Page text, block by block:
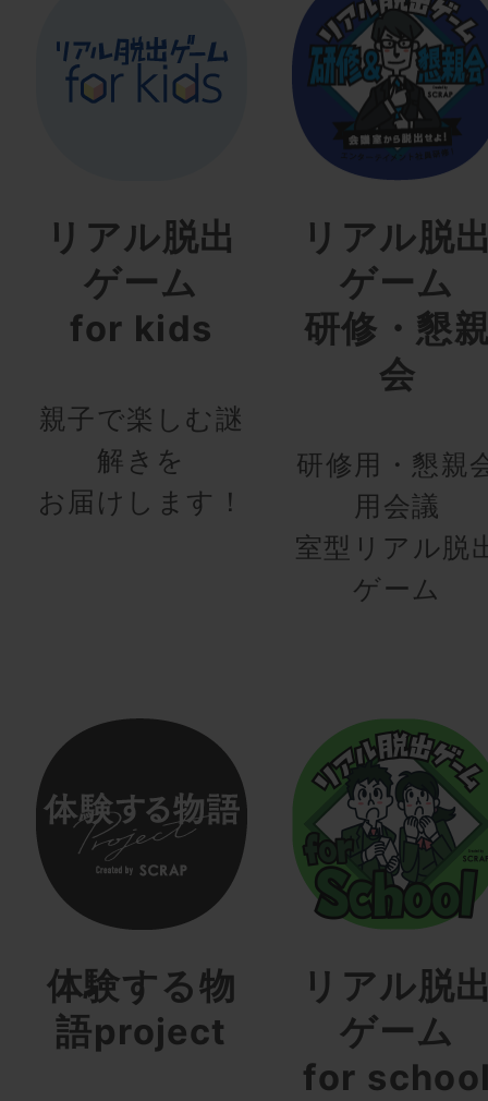
リアル脱出
ゲーム
for kids
親子で楽しむ謎
解きを
お届けします！
リアル脱
ゲーム
研修・懇
会
研修用・懇親
用会議
室型リアル脱
ゲーム
体験する物
語project
リアル脱
ゲーム
for